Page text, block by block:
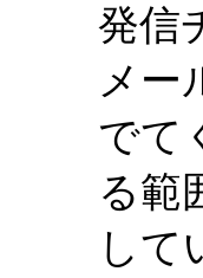
発信
メー
でて
る範
して